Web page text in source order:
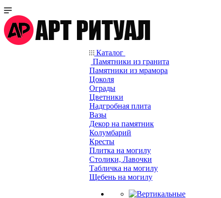
Каталог
Памятники из гранита
Памятники из мрамора
Цоколя
Ограды
Цветники
Надгробная плита
Вазы
Декор на памятник
Колумбарий
Кресты
Плитка на могилу
Столики, Лавочки
Табличка на могилу
Щебень на могилу